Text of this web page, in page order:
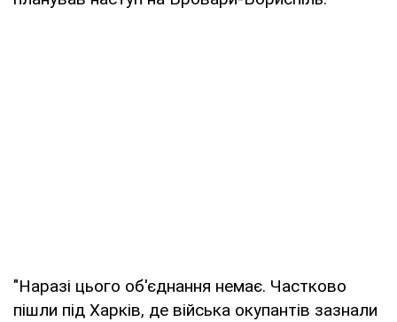
"Наразі цього об'єднання немає. Частково
пішли під Харків, де війська окупантів зазнали